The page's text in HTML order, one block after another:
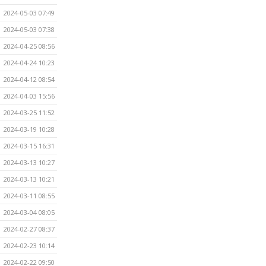
2024-05-03 07:49
2024-05-03 07:38
2024-04-25 08:56
2024-04-24 10:23
2024-04-12 08:54
2024-04-03 15:56
2024-03-25 11:52
2024-03-19 10:28
2024-03-15 16:31
2024-03-13 10:27
2024-03-13 10:21
2024-03-11 08:55
2024-03-04 08:05
2024-02-27 08:37
2024-02-23 10:14
2024-02-22 09:50